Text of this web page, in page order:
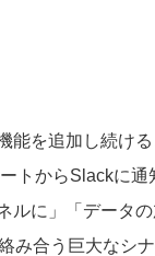
能を追加し続け
トからSlackに
ルに」「データ
み合う巨大なシ